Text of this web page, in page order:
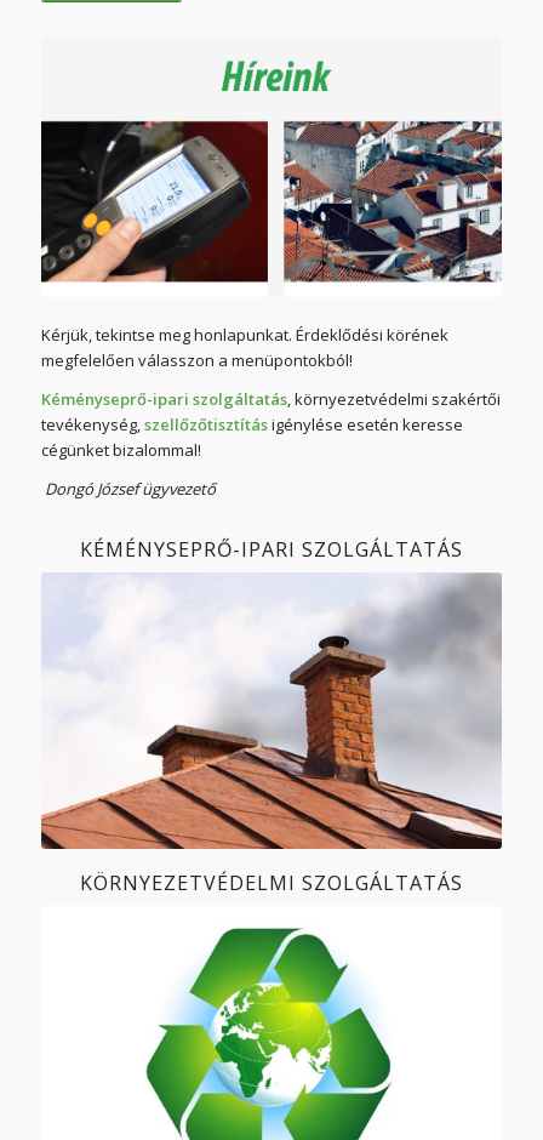
Kérjük, tekintse meg honlapunkat. Érdeklődési körének
megfelelően válasszon a menüpontokból!
Kéményseprő-ipari szolgáltatás, környezetvédelmi szakértői
tevékenység,szellőzőtisztításigénylése esetén keresse
cégünket bizalommal!
Dongó József ügyvezető
KÉMÉNYSEPRŐ-IPARI SZOLGÁLTATÁS
KÖRNYEZETVÉDELMI SZOLGÁLTATÁS